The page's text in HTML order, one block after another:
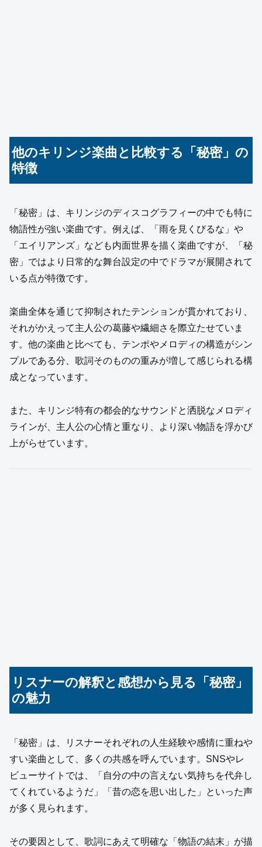
他のキリンジ楽曲と比較する「秘密」の
特徴
「秘密」は、キリンジのディスコグラフィーの中でも特に
物語性が強い楽曲です。例えば、「雨を見くびるな」や
「エイリアンズ」なども内面世界を描く楽曲ですが、「秘
密」ではより日常的な舞台設定の中でドラマが展開されて
いる点が特徴です。
楽曲全体を通じて抑制されたテンションが貫かれており、
それがかえって主人公の葛藤や繊細さを際立たせていま
す。他の楽曲と比べても、テンポやメロディの構造がシン
プルである分、歌詞そのものの重みが増して感じられる構
成となっています。
また、キリンジ特有の都会的なサウンドと洒脱なメロディ
ラインが、主人公の心情と重なり、より深い物語を浮かび
上がらせています。
リスナーの解釈と感想から見る「秘密」
の魅力
「秘密」は、リスナーそれぞれの人生経験や感情に重ねや
すい楽曲として、多くの共感を呼んでいます。SNSやレ
ビューサイトでは、「自分の中の言えない気持ちを代弁し
てくれているようだ」「昔の恋を思い出した」といった声
が多く見られます。
その要因として、歌詞にあえて明確な「物語の結末」が描